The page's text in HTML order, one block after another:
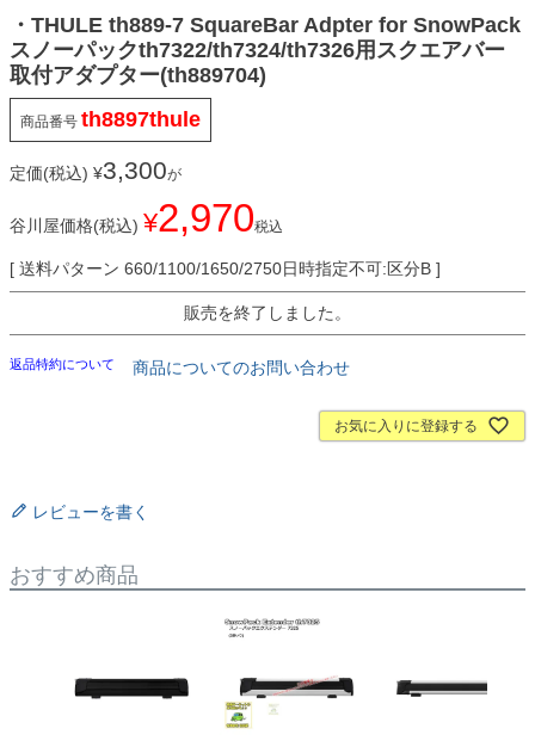
・THULE th889-7 SquareBar Adpter for SnowPack
スノーパックth7322/th7324/th7326用スクエアバー
取付アダプター(th889704)
商品番号 th8897thule
定価(税込) ¥3,300が
谷川屋価格(税込) ¥2,970税込
送料パターン 660/1100/1650/2750日時指定不可:区分B
販売を終了しました。
返品特約について 商品についてのお問い合わせ
お気に入りに登録する
レビューを書く
おすすめ商品